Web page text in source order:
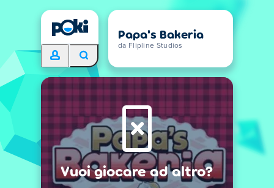
Papa's Bakeria
da Flipline Studios
Vuoi giocare ad altro?